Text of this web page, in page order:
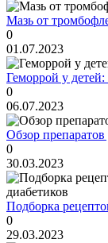
Мазь от
0
01.07.2023
Геморрой у
0
06.07.2023
Обзор
0
30.03.2023
Подборка
0
29.03.2023